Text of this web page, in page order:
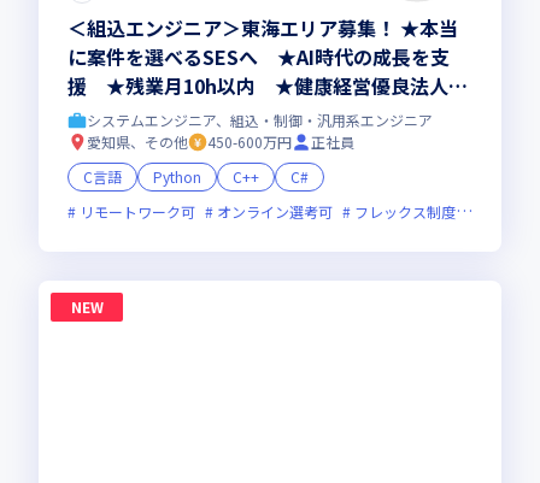
＜組込エンジニア＞東海エリア募集！ ★本当
に案件を選べるSESへ ★AI時代の成長を支
援 ★残業月10h以内 ★健康経営優良法人20
26認定
システムエンジニア、組込・制御・汎用系エンジニア
愛知県、その他
450-600万円
正社員
C言語
Python C++
C#
リモートワーク可
オンライン選考可 フレックス制度あり
NEW